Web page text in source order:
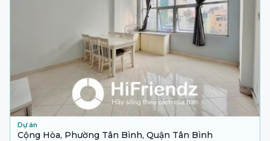
Dự án
Cộng Hòa, Phường Tân Bình, Quận Tân Bình